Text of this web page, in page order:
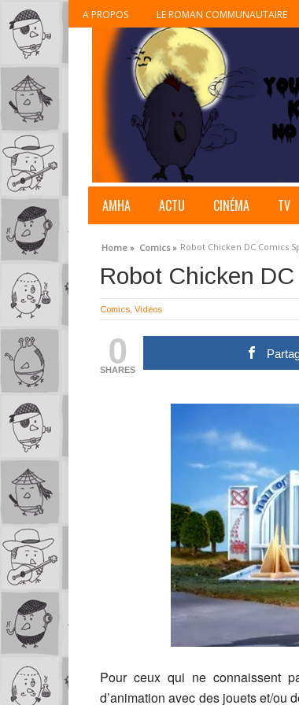
A PROPOS LE ROMAN COMMUNAUTAIRE
AMHA ACTU CINÉMA TV
Home » Comics » Robot Chicken DC Comics
Robot Chicken
Comics Vidéos
0
SHARES
Pour ceux qui ne connaissent
d’animation avec des jouets et/ou